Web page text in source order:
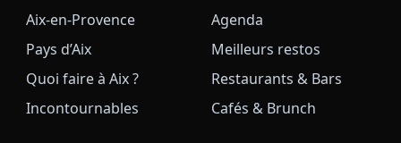
Aix-en-Provence
Pays d’Aix
Quoi faire à Aix ?
Incontournables
Agenda
Meilleurs restos
Restaurants & Bars
Cafés & Brunch